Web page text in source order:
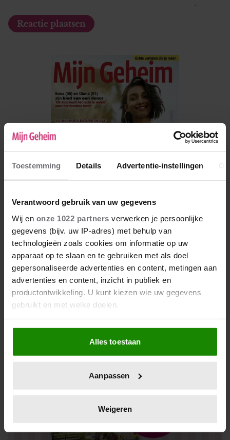
Toestemming Details Advertentie-instellingen
Verantwoord gebruik van uw gegevens
Wij en onze 1022 partners verwerken je persoonlijke
gegevens (bijv. uw IP-adres) met behulp van
technologieën zoals cookies om informatie op uw
apparaat op te slaan en te gebruiken met als doel
gepersonaliseerde advertenties en content, metingen aan
advertenties en content, inzicht in publiek en
productontwikkeling. U kunt kiezen wie uw gegevens
gebruikt en met welke doelen.
Als u het toestaat, willen we ook graag:
Informatie verzamelen over uw geografische locatie,
die tot een paar meter nauwkeurig kan zijn
op specifieke eigenschappen (fingerprinting)
verwerkt en stel uw voorkeuren in het
intrekken in de Cookieverklaring.
Alles toestaan
Aanpassen
Weigeren
De nieuwe Mijn Geheim ligt nu in de winkel
Abonneren
Digitaal lezen
Los kopen